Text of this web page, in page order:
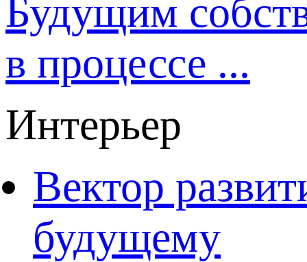
Будущим
в процессе ...
Интерьер
Вектор
будущему